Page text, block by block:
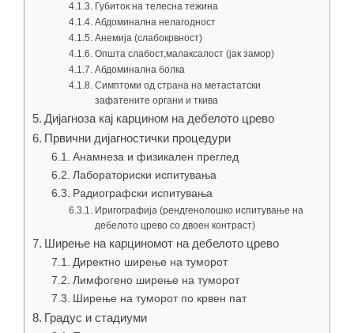
Губиток на телесна тежина
Абдоминална нелагодност
Анемија (слабокрвност)
Општа слабост,малаксалост (јак замор)
Абдоминална болка
Симптоми од страна на метастатски
зафатените органи и ткива
Дијагноза кај карцином на дебелото црево
Првични дијагностички процедури
Анамнеза и физикален преглед
Лабораториски испитувања
Радиографски испитувања
Иригографија (рендгенолошко испитување на
дебелото црево со двоен контраст)
Ширење на карциномот на дебелото црево
Директно ширење на туморот
Лимфогено ширење на туморот
Ширење на туморот по крвен пат
Градус и стадиуми